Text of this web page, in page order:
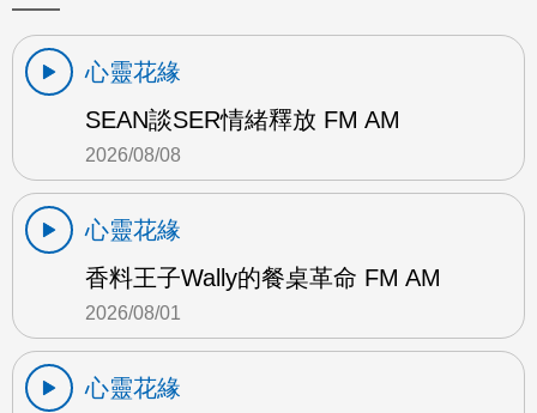
心靈花緣
SEAN談SER情緒釋放 FM AM
2026/08/08
心靈花緣
香料王子Wally的餐桌革命 FM AM
2026/08/01
心靈花緣